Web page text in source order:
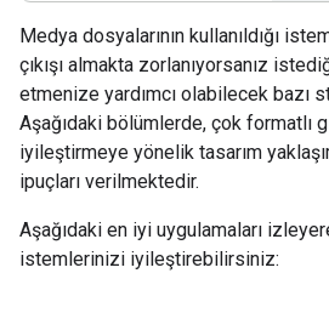
Medya dosyalarının kullanıldığı
çıkışı almakta zorlanıyorsanız
etmenize yardımcı olabilecek bazı
Aşağıdaki bölümlerde, çok formatlı
iyileştirmeye yönelik tasarım
ipuçları verilmektedir.
Aşağıdaki en iyi uygulamaları
istemlerinizi iyileştirebilirsiniz: